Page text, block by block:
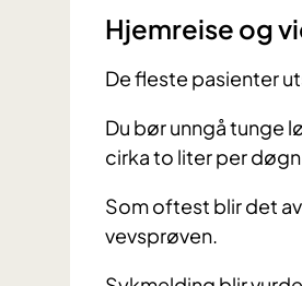
Hjemreise og
De fleste pasienter
Du bør unngå tunge
cirka to liter per
Som oftest blir det
vevsprøven.